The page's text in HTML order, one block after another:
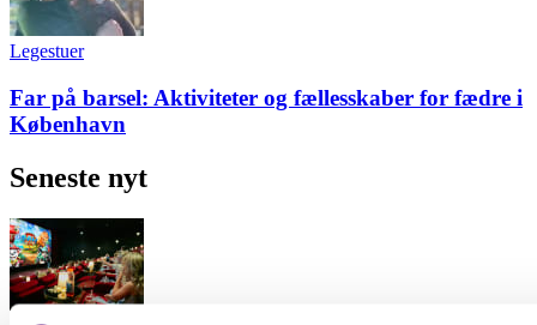
Legestuer
Far på barsel: Aktiviteter og fællesskaber for fædre i
København
Seneste nyt